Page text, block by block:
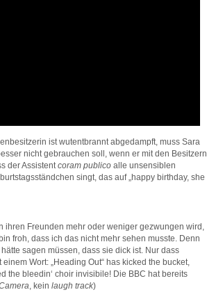
ist wutentbrannt abgedampft, muss Sara
nicht gebrauchen soll, wenn er mit den Besitzern
der Assistentcoram publico alle unsensiblen
singt, das auf „happy birthday, she
ihren Freunden mehr oder weniger gezwungen wird,
froh, dass ich das nicht mehr sehen musste. Denn
sagen müssen, dass sie dick ist. Nur dass
Wort: „Heading Out“ has kicked the bucket,
the bleedin‘ choir invisibile! Die BBC hat bereits
, kein laugh track)